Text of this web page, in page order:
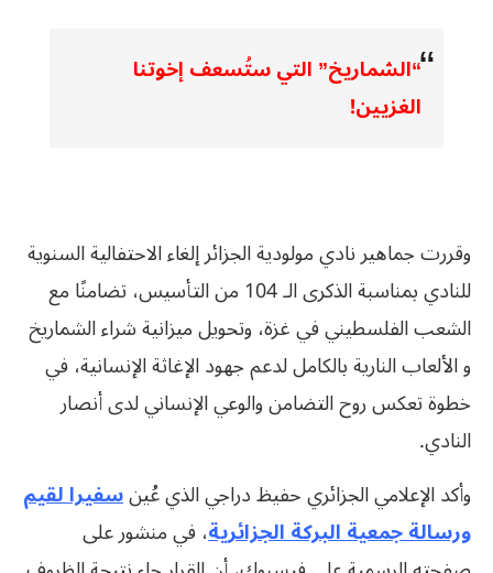
“الشماريخ” التي ستُسعف إخوتنا
الغزيين!
وقررت جماهير نادي مولودية الجزائر إلغاء الاحتفالية السنوية
للنادي بمناسبة الذكرى الـ 104 من التأسيس، تضامنًا مع
الشعب الفلسطيني في غزة، وتحويل ميزانية شراء الشماريخ
و الألعاب النارية بالكامل لدعم جهود الإغاثة الإنسانية، في
خطوة تعكس روح التضامن والوعي الإنساني لدى أنصار
النادي.
وأكد الإعلامي الجزائري حفيظ دراجي الذي عُينسفيرا لقيم
ورسالة جمعية البركة الجزائرية، في منشور على